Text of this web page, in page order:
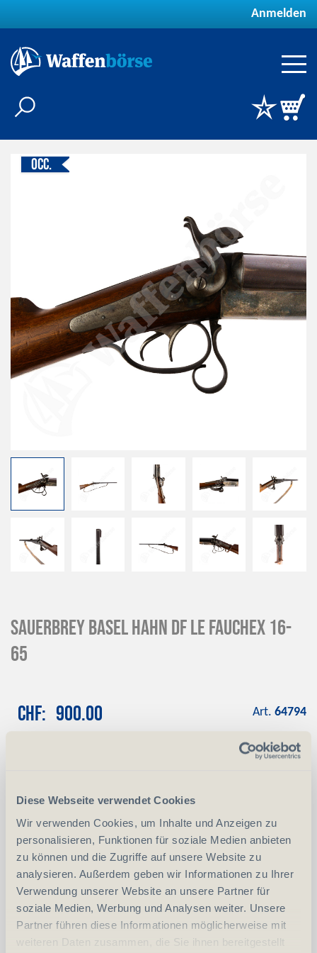
Diese Webseite verwendet Cookies
Wir verwenden Cookies, um Inhalte und Anzeigen zu
personalisieren, Funktionen für soziale Medien anbieten
zu können und die Zugriffe auf unsere Website zu
analysieren. Außerdem geben wir Informationen zu Ihrer
Verwendung unserer Website an unsere Partner für
soziale Medien, Werbung und Analysen weiter. Unsere
Partner führen diese Informationen möglicherweise mit
weiteren Daten zusammen, die Sie ihnen bereitgestellt
Anmelden
Occ.
Sauerbrey Basel Hahn DF Le Fauchex 16-
65
CHF 900.00
Anzahlung+ CHF 100.00
Art. 64794
vergleichen
Anzahl Stück -
In den Warenkorb